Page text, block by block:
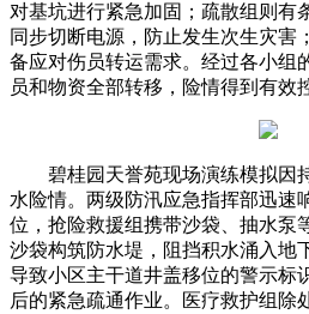
对基坑进行紧急加固；疏散组则有
同步切断电源，防止发生次生灾害
备应对伤员转运需求。经过各小组
员和物资全部转移，险情得到有效
碧桂园天誉苑现场演练模拟因
水险情。两级防汛应急指挥部迅速
位，抢险救援组携带沙袋、抽水泵
沙袋构筑防水堤，阻挡积水涌入地
导致小区主干道井盖移位的警示标
后的紧急疏通作业。医疗救护组除